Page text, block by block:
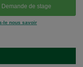
Demande de stage
le nous savoir